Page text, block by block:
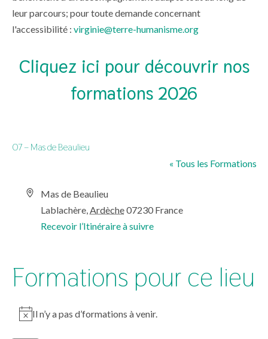
leur parcours; pour toute demande concernant
l'accessibilité : virginie@terre-humanisme.org
Cliquez ici pour découvrir nos
formations 2026
07 – Mas de Beaulieu
« Tous les Formations
AdresseMas de Beaulieu
Lablachère,Ardèche07230 France
Recevoir l’Itinéraire à suivre
Formations pour ce lieu
Notice
Il n’y a pas d’formations à venir.